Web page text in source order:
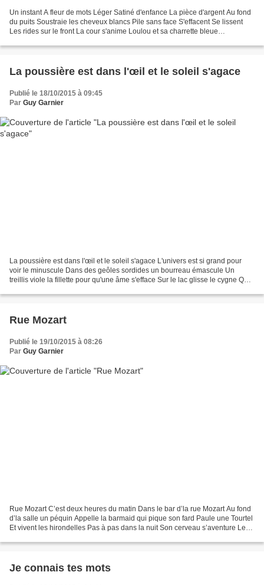
Un instant A fleur de mots Léger Satiné d'enfance La pièce d'argent Au fond
du puits Soustraie les cheveux blancs Pile sans face S'effacent Se lissent
Les rides sur le front La cour s'anime Loulou et sa charrette bleue
La poussière est dans l'œil et le soleil s'agace
Publié le 18/10/2015 à 09:45
Par Guy Garnier
La poussière est dans l'œil et le soleil s'agace L'univers est si grand pour
voir le minuscule Dans des geôles sordides un bourreau émascule Un
treillis viole la fillette pour qu'une âme s'efface Sur le lac glisse le cygne Que
Rue Mozart
Publié le 19/10/2015 à 08:26
Par Guy Garnier
Rue Mozart C’est deux heures du matin Dans le bar d’la rue Mozart Au fond
d’la salle un péquin Appelle la barmaid qui pique son fard Paule une Tourtel
Et vivent les hirondelles Pas à pas dans la nuit Son cerveau s’aventure Le
Je connais tes mots